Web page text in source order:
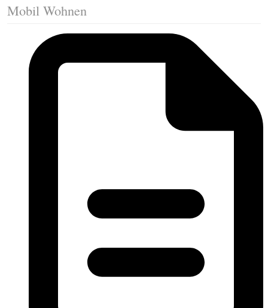
Mobil Wohnen